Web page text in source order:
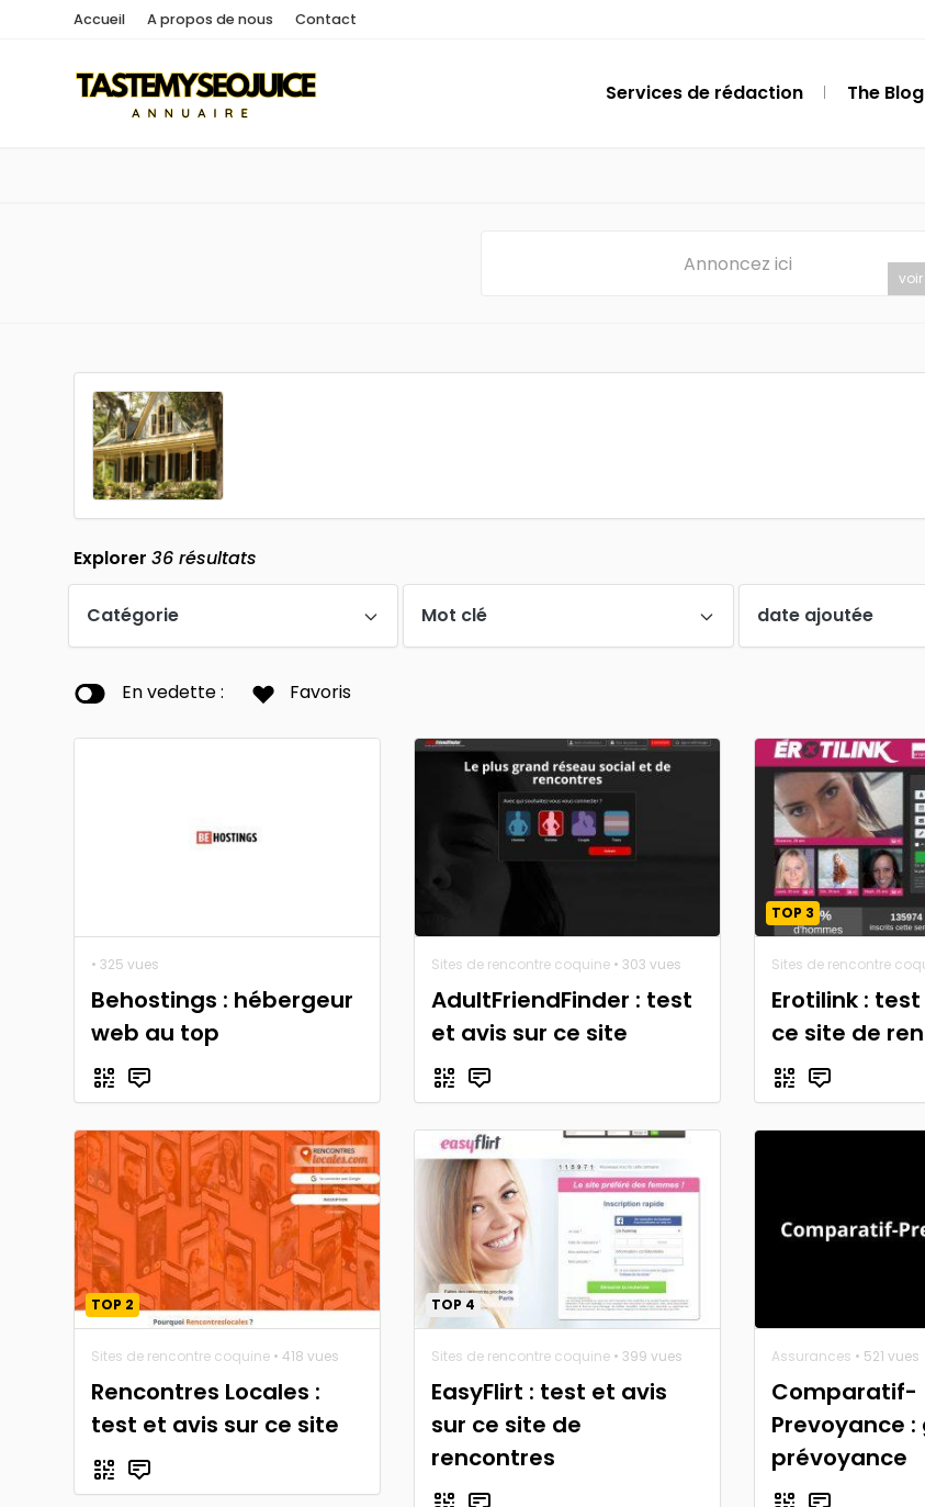
Accueil A propos de nous Contact
Services de rédaction The Blog
Annoncez ici
Explorer 36 résultats
Catégorie Mot clé date ajoutée
En vedette : Favoris
• 325 vues
Behostings : hébergeur
web au top
Sites de rencontre coquine • 303 vues
AdultFriendFinder : test
et avis sur ce site
TOP 3
Sites de rencontre
Erotilink :
ce site de
TOP 2
Sites de rencontre coquine • 418 vues
Rencontres Locales :
test et avis sur ce site
TOP 4
Sites de rencontre coquine • 399 vues
EasyFlirt : test et avis
sur ce site de
rencontres
Assurances • 521 vues
Comparatif-
Prevoyance :
prévoyance